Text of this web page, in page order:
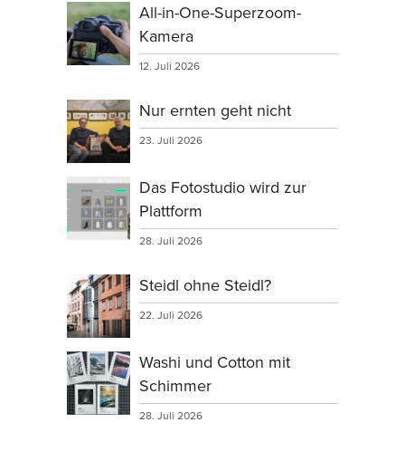
All-in-One-Superzoom-
Kamera
12. Juli 2026
Nur ernten geht nicht
23. Juli 2026
Das Fotostudio wird zur
Plattform
28. Juli 2026
Steidl ohne Steidl?
22. Juli 2026
Washi und Cotton mit
Schimmer
28. Juli 2026